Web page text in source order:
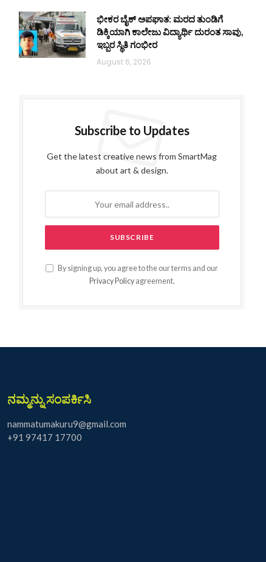
ಭೀಕರ ಬೈಕ್ ಅಪಘಾತ: ಮರದ ತುಂಡಿಗೆ
ಡಿಕ್ಕಿಯಾಗಿ ಕಾಲೇಜು ವಿದ್ಯಾರ್ಥಿ ದುರಂತ ಸಾವು,
ಇಬ್ಬರ ಸ್ಥಿತಿ ಗಂಭೀರ
August 6, 2026
Subscribe to Updates
Get the latest creative news from SmartMag
about art & design.
By signing up, you agree to the our terms and our
Privacy Policyagreement.
ನಮ್ಮನ್ನು ಸಂಪರ್ಕಿಸಿ
nammatumakuru9@gmail.com
+91 97417 17700